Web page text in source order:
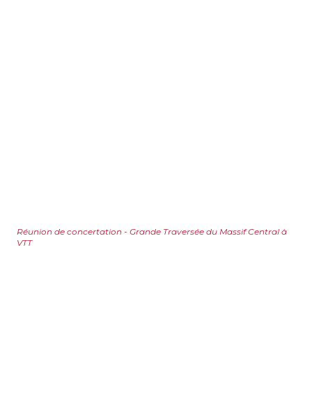
Réunion de concertation - Grande Traversée du Massif Central à
VTT